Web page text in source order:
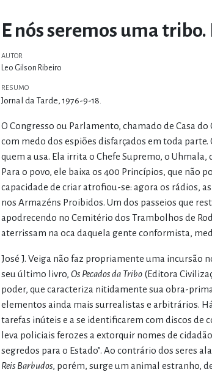
E nós seremos uma
AUTOR
Leo Gilson Ribeiro
RESUMO
Jornal da Tarde, 1976-9-18.
O Congresso ou Parlamento, chamado de Casa
com medo dos espiões disfarçados em toda
quem a usa. Ela irrita o Chefe Supremo, o
Para o povo, ele baixa os 400 Princípios, que não
capacidade de criar atrofiou-se: agora os rádios,
nos Armazéns Proibidos. Um dos passeios que
apodrecendo no Cemitério dos Trambolhos de
aterrissam na oca daquela gente conformista,
José J. Veiga não faz propriamente uma incursão
seu último livro, Os Pecados da Tribo(Editora
poder, que caracteriza nitidamente sua obra-
elementos ainda mais surrealistas e arbitrários.
tarefas inúteis e a se identificarem com discos
leva policiais ferozes a extorquir nomes de
segredos para o Estado”. Ao contrário dos seres
Reis Barbudos, porém, surge um animal estranho,